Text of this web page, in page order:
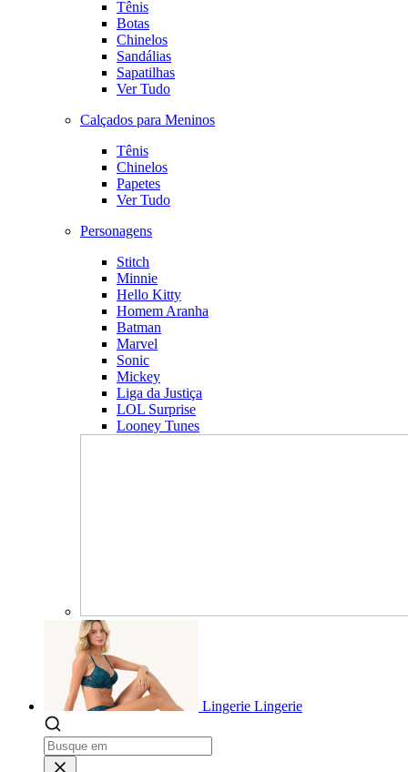
Tênis
Botas
Chinelos
Sandálias
Sapatilhas
Ver Tudo
Calçados para Meninos
Tênis
Chinelos
Papetes
Ver Tudo
Personagens
Stitch
Minnie
Hello Kitty
Homem Aranha
Batman
Marvel
Sonic
Mickey
Liga da Justiça
LOL Surprise
Looney Tunes
Lingerie Lingerie